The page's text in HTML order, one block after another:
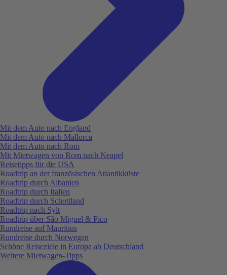
Mit dem Auto nach England
Mit dem Auto nach Mallorca
Mit dem Auto nach Rom
Mit Mietwagen von Rom nach Neapel
Reisetipps für die USA
Roadtrip an der französischen Atlantikküste
Roadtrip durch Albanien
Roadtrip durch Italien
Roadtrip durch Schottland
Roadtrip nach Sylt
Roadtrip über São Miguel & Pico
Rundreise auf Mauritius
Rundreise durch Norwegen
Schöne Reiseziele in Europa ab Deutschland
Weitere Mietwagen-Tipps